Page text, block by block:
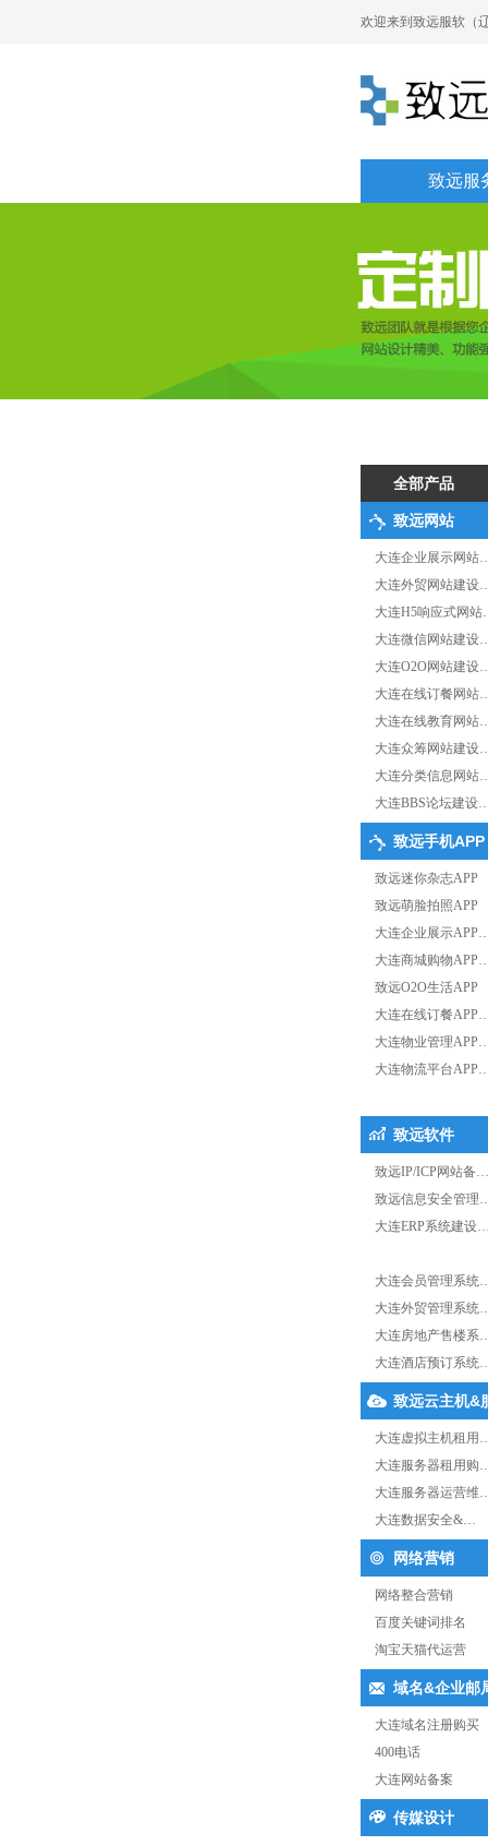
欢迎来到致远服软（
致远服
全部产品
致远网站
大连企业展示网站
大连外贸网站建设
大连H5响应式网
大连微信网站建设
大连O2O网站建设
大连在线订餐网站
大连在线教育网站
大连众筹网站建设
大连分类信息网站
大连BBS论坛建设
致远手机APP
致远迷你杂志APP
致远萌脸拍照APP
大连企业展示
大连商城购物
致远O2O生活APP
大连在线订餐
大连物业管理
大连物流平台
致远软件
致远IP/ICP网站备…
致远信息安全管理
大连ERP系统建设
大连会员管理系统
大连外贸管理系统
大连房地产售楼系
大连酒店预订系统
致远云主机&
大连虚拟主机租用
大连服务器租用购
大连服务器运营维
大连数据安全&…
网络营销
网络整合营销
百度关键词排名
淘宝天猫代运营
域名&企业邮
大连域名注册购买
400电话
大连网站备案
传媒设计